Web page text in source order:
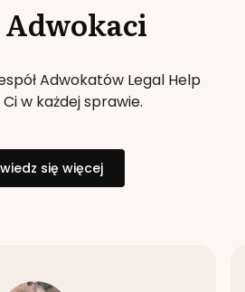
Adwokaci
Adwokatów Legal Help
w każdej sprawie.
się więcej